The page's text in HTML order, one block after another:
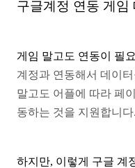
구글계정 연동 게임
게임 말고도 연동이 필
계정과 연동해서 데이
말고도 어플에 따라 페
동하는 것을 지원합니다.
하지만, 이렇게 구글 계